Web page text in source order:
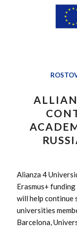
Alianza 4
Erasmus+
will help continue
universities
Barcelona,